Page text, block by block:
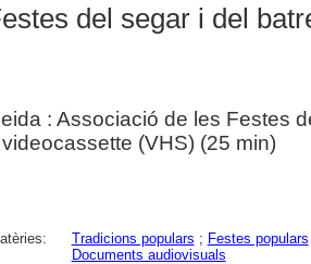
del segar i del
: Associació de les Festes
(VHS) (25 min)
Tradicions populars ; Festes populars
Documents audiovisuals